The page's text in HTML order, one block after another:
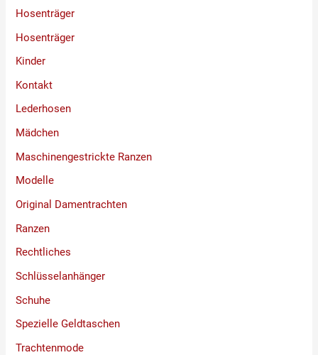
Hosenträger
Hosenträger
Kinder
Kontakt
Lederhosen
Mädchen
Maschinengestrickte Ranzen
Modelle
Original Damentrachten
Ranzen
Rechtliches
Schlüsselanhänger
Schuhe
Spezielle Geldtaschen
Trachtenmode